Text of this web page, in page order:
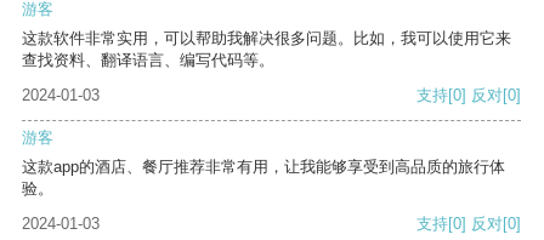
游客
这款软件非常实用，可以帮助我解决很多问题。比如，我可以使用它来
查找资料、翻译语言、编写代码等。
2024-01-03
支持[0] 反对[0]
游客
这款app的酒店、餐厅推荐非常有用，让我能够享受到高品质的旅行体
验。
2024-01-03
支持[0] 反对[0]